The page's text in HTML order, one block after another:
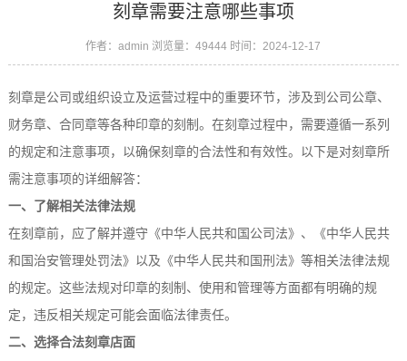
刻章需要注意哪些事项
作者：admin 浏览量：49444 时间：2024-12-17
刻章是公司或组织设立及运营过程中的重要环节，涉及到公司公章、
财务章、合同章等各种印章的刻制。在刻章过程中，需要遵循一系列
的规定和注意事项，以确保刻章的合法性和有效性。以下是对刻章所
需注意事项的详细解答：
一、了解相关法律法规
在刻章前，应了解并遵守《中华人民共和国公司法》、《中华人民共
和国治安管理处罚法》以及《中华人民共和国刑法》等相关法律法规
的规定。这些法规对印章的刻制、使用和管理等方面都有明确的规
定，违反相关规定可能会面临法律责任。
二、选择合法刻章店面